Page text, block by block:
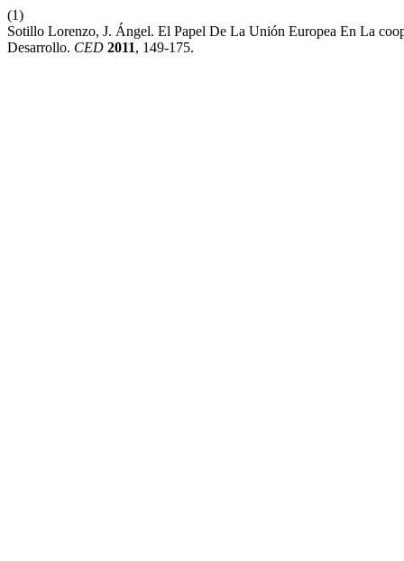
(1)
Sotillo Lorenzo, J. Ángel. El Papel De La Unión Europea En La
Desarrollo. CED 2011, 149-175.